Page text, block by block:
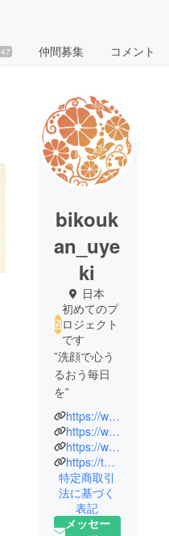
47 仲間募集 コメント
bikouk
an_uye
ki
日本
初めてのプ
ロジェクト
です
”洗顔で心う
るおう毎日
を”
農家さんが
認めた香り
の洗顔料
「生せっけ
ん」
美香柑は、
https://www.bikoukan.jp/
https://www.instagram.com/bikoukan_official/
https://www.facebook.com/%EF%BC%B5%EF%BC%B9%EF%BC%A5%EF%BC%AB%EF%BC%A9-135547493179634/
https://twitter.com/UYEKI_v
特定商取引
法に基づく
表記
メッセー